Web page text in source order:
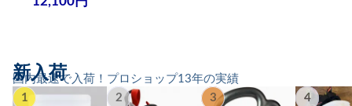
国内最速で入荷！プロショップ13年の実績
新入荷
1 2 3 4